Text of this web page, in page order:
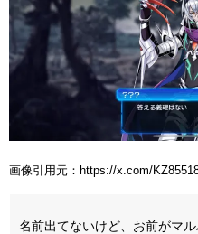
画像引用元：https://x.com/
名前出てないけど、お前がマ